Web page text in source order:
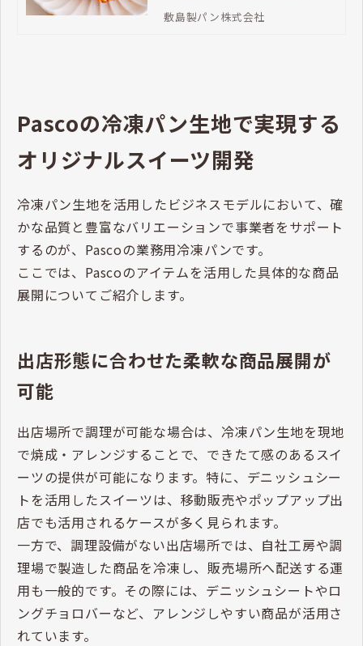
イは、多くのお客さまに愛される
メニューです。今回は、冷凍パイ
敷島製パン株式会社
Pascoの冷凍パン生地で実現する
オリジナルスイーツ開発
冷凍パン生地を活用したビジネスモデルにおいて、確
かな品質と豊富なバリエーションで事業者をサポート
するのが、Pascoの業務用冷凍パンです。
ここでは、Pascoのアイテムを活用した具体的な商品
展開についてご紹介します。
出店形態に合わせた柔軟な商品展開が
可能
出店場所で調理が可能な場合は、冷凍パン生地を現地
で焼成・アレンジすることで、できたて感のあるスイ
ーツの提供が可能になります。特に、デニッシュシー
トを活用したスイーツは、移動販売やポップアップ出
店でも活用されるケースが多く見られます。
一方で、調理設備がない出店場所では、自社工房や調
理場で製造した商品を冷凍し、販売場所へ配送する運
用も一般的です。その際には、デニッシュシートやロ
ングチョロバーなど、アレンジしやすい商品が活用さ
れています。